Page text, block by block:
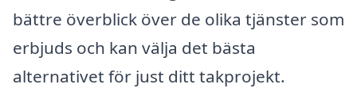
bättre överblick över de olika tjänster som
erbjuds och kan välja det bästa
alternativet för just ditt takprojekt.